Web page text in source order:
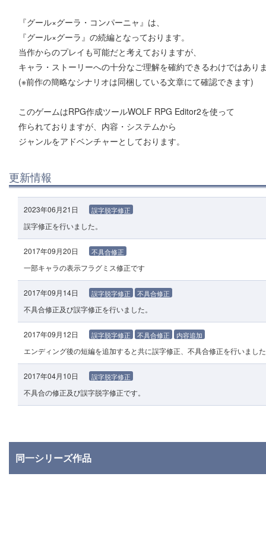
『グール×グーラ・コンパーニャ』は、
『グール×グーラ』の続編となっております。
当作からのプレイも可能だと考えておりますが、
キャラ・ストーリーへの十分なご理解を確約できるわけではあり
(※前作の簡略なシナリオは同梱している文章にて確認できます)
このゲームはRPG作成ツールWOLF RPG Editor2を使って
作られておりますが、内容・システムから
ジャンルをアドベンチャーとしております。
更新情報
2023年06月21日 誤字脱字修正
誤字修正を行いました。
2017年09月20日 不具合修正
一部キャラの表示フラグミス修正です
2017年09月14日 誤字脱字修正 不具合修正
不具合修正及び誤字修正を行いました。
2017年09月12日 誤字脱字修正 不具合修正 内容追加
エンディング後の短編を追加すると共に誤字修正、不具合修正を行いまし
2017年04月10日 誤字脱字修正
不具合の修正及び誤字脱字修正です。
同一シリーズ作品